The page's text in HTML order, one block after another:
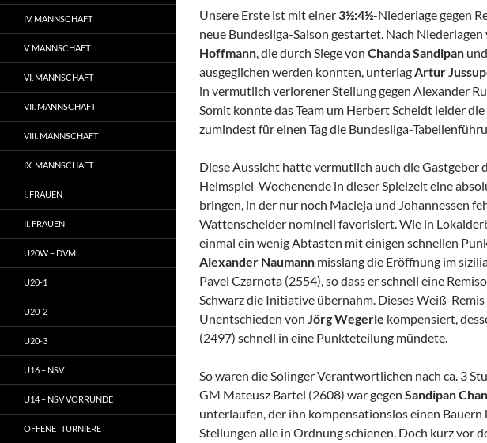
Unsere Erste ist mit einer 3½:4½-Niederlage gegen
neue Bundesliga-Saison gestartet. Nach Niederlagen
Hoffmann, die durch Siege von Chanda Sandipan und
ausgeglichen werden konnten, unterlagArtur
in vermutlich verlorener Stellung gegen Alexander
Somit konnte das Team um Herbert Scheidt leider
zumindest für einen Tag die Bundesliga-
Diese Aussicht hatte vermutlich auch die Gastgeber
Heimspiel-Wochenende in dieser Spielzeit eine
bringen, in der nur noch Macieja und Johannessen
Wattenscheider nominell favorisiert. Wie in
einmal ein wenig Abtasten mit einigen schnellen
Alexander Naumann misslang die Eröffnung im
Pavel Czarnota (2554), so dass er schnell eine
Schwarz die Initiative übernahm. Dieses Weiß-
Unentschieden von Jörg Wegerle kompensiert,
(2497) schnell in eine Punkteteilung mündete.
So waren die Solinger Verantwortlichen nach ca. 3
GM Mateusz Bartel (2608) war gegen Sandipan
unterlaufen, der ihn kompensationslos einen
Stellungen alle in Ordnung schienen. Doch kurz vor
IV. MANNSCHAFT
V. MANNSCHAFT
VI. MANNSCHAFT
VII. MANNSCHAFT
VIII. MANNSCHAFT
IX. MANNSCHAFT
I. FRAUEN
II. FRAUEN
U20W – DVM
U20-1
U20-2
U20-3
U16 – NSV
U14 – NSV VORRUNDE
OFFENE TURNIERE